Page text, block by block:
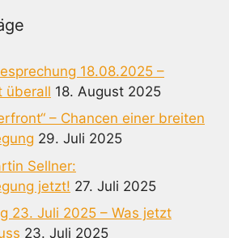
18.08.2025 –
überall 18. August 2025
– Chancen einer breiten
29. Juli 2025
Sellner:
jetzt! 27. Juli 2025
23. Juli 2025 – Was jetzt
23. Juli 2025